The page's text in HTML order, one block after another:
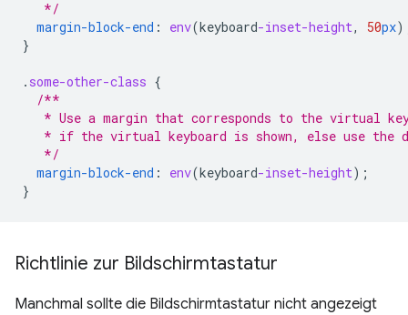
   */
margin-block-end : env(keyboard-inset-height, 50px
}
. some-other-class {
/**
* Use a margin that corresponds to the virtual
* if the virtual keyboard is shown, else use the
   */
margin-block-end : env(keyboard-inset-height);
}
Richtlinie zur Bildschirmtastatur
Manchmal sollte die Bildschirmtastatur nicht angezeigt